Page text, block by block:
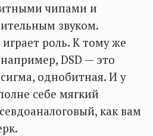
чипами и
звуком.
роль. К тому же
DSD — это
однобитная. И у
себе мягкий
как вам